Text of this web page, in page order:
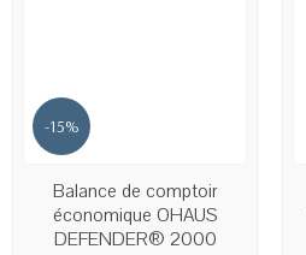
-15%
EN STOCK
Balance de comptoir
économique OHAUS
DEFENDER® 2000